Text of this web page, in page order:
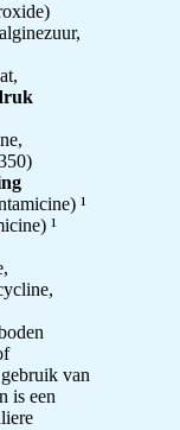
¹
¹
van
is een